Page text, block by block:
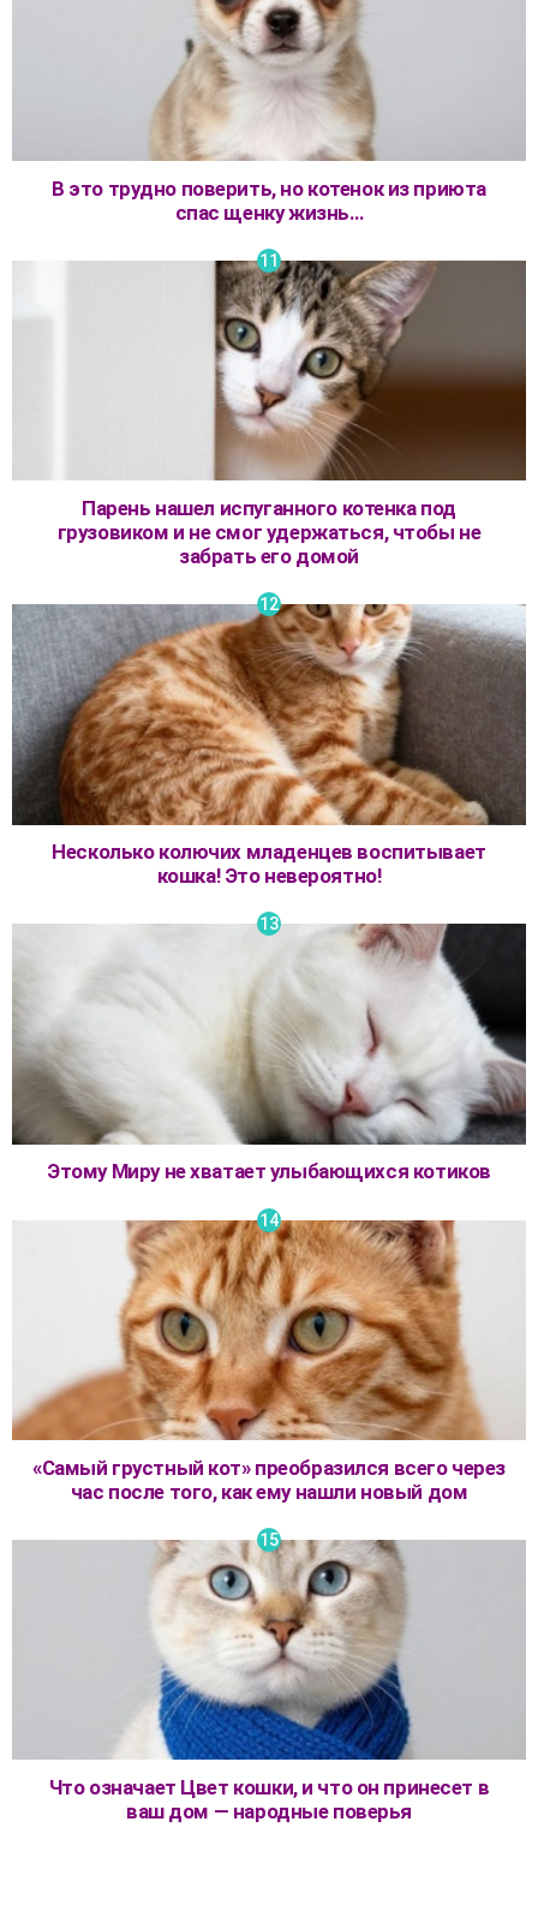
В это трудно поверить, но котенок из приюта
спас щенку жизнь…
Парень нашел испуганного котенка под
грузовиком и не смог удержаться, чтобы не
забрать его домой
Несколько колючих младенцев воспитывает
кошка! Это невероятно!
Этому Миру не хватает улыбающихся котиков
«Самый грустный кот» преобразился всего через
час после того, как ему нашли новый дом
Что означает Цвет кошки, и что он принесет в
ваш дом — народные поверья